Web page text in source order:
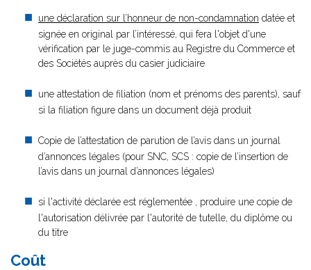
une déclaration sur l’honneur de non-condamnation datée et
signée en original par l’intéressé, qui fera l'objet d'une
vérification par le juge-commis au Registre du Commerce et
des Sociétés auprès du casier judiciaire
une attestation de filiation (nom et prénoms des parents), sauf
si la filiation figure dans un document déjà produit
Copie de l’attestation de parution de l’avis dans un journal
d’annonces légales (pour SNC, SCS : copie de l’insertion de
l’avis dans un journal d’annonces légales)
si l'activité déclarée est réglementée , produire une copie de
l'autorisation délivrée par l'autorité de tutelle, du diplôme ou
du titre
Coût